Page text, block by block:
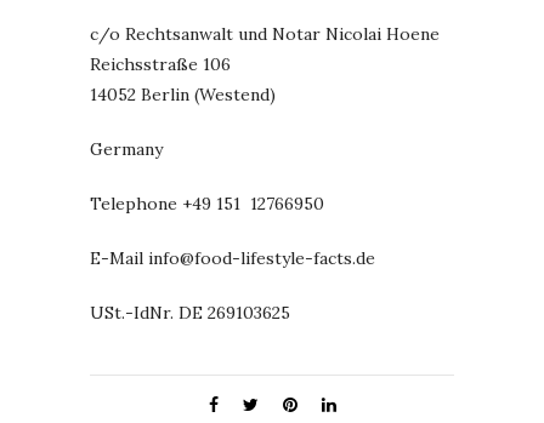
c/o Rechtsanwalt und Notar Nicolai Hoene
Reichsstraße 106
14052 Berlin (Westend)
Germany
Telephone +49 151 12766950
E-Mail info@food-lifestyle-facts.de
USt.-IdNr. DE 269103625